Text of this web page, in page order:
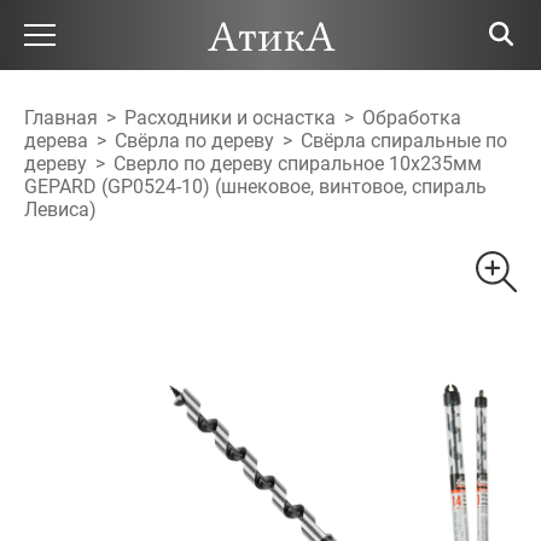
Главная > Расходники и оснастка > Обработка
дерева > Свёрла по дереву > Свёрла спиральные по
дереву > Сверло по дереву спиральное 10х235мм
GEPARD (GP0524-10) (шнековое, винтовое, спираль
Левиса)